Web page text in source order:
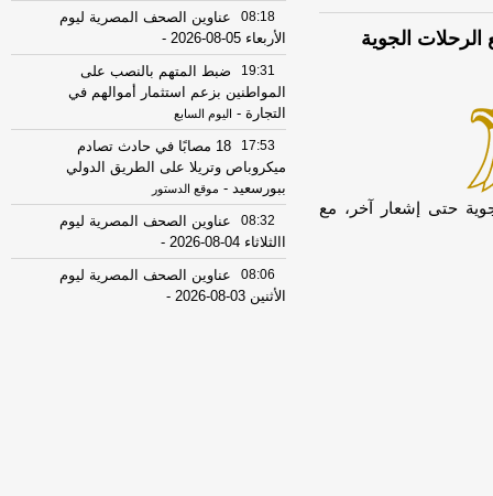
الرحلات الجوية
حتى إشعار آخر، مع
08:18
عناوين الصحف المصرية ليوم
الأربعاء 05-08-2026
-
19:31
ضبط المتهم بالنصب على
المواطنين بزعم استثمار أموالهم في
التجارة - اليوم السابع
17:53
18 مصابًا في حادث تصادم
ميكروباص وتريلا على الطريق الدولي
ببورسعيد - موقع الدستور
08:32
عناوين الصحف المصرية ليوم
االثلاثاء 04-08-2026
-
08:06
عناوين الصحف المصرية ليوم
الأثنين 03-08-2026
-